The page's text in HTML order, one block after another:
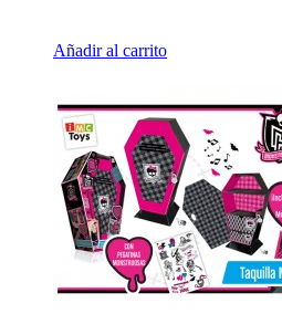
Añadir al carrito